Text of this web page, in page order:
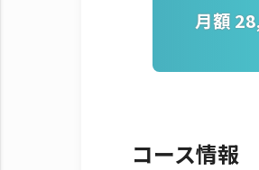
月額
コース情報